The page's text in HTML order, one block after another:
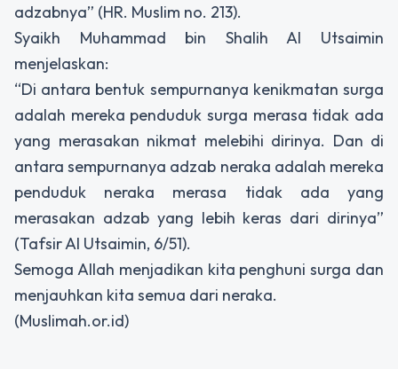
adzabnya” (HR. Muslim no. 213).
Syaikh Muhammad bin Shalih Al Utsaimin
menjelaskan:
“Di antara bentuk sempurnanya kenikmatan surga
adalah mereka penduduk surga merasa tidak ada
yang merasakan nikmat melebihi dirinya. Dan di
antara sempurnanya adzab neraka adalah mereka
penduduk neraka merasa tidak ada yang
merasakan adzab yang lebih keras dari dirinya”
(Tafsir Al Utsaimin, 6/51).
Semoga Allah menjadikan kita penghuni surga dan
menjauhkan kita semua dari neraka.
(Muslimah.or.id)